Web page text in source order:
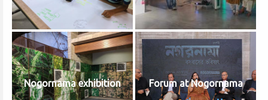
Nogornama exhibition Forum at Nogornama